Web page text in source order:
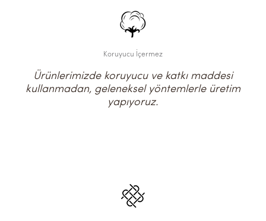
Koruyucu İçermez
Ürünlerimizde koruyucu ve katkı maddesi
kullanmadan, geleneksel yöntemlerle üretim
yapıyoruz.